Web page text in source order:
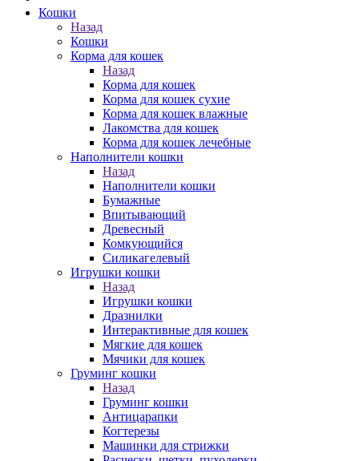
Кошки
Назад
Кошки
Корма для кошек
Назад
Корма для кошек
Корма для кошек сухие
Корма для кошек влажные
Лакомства для кошек
Корма для кошек лечебные
Наполнители кошки
Назад
Наполнители кошки
Бумажные
Впитывающий
Древесный
Комкующийся
Силикагелевый
Игрушки кошки
Назад
Игрушки кошки
Дразнилки
Интерактивные для кошек
Мягкие для кошек
Мячики для кошек
Груминг кошки
Назад
Груминг кошки
Антицарапки
Когтерезы
Машинки для стрижки